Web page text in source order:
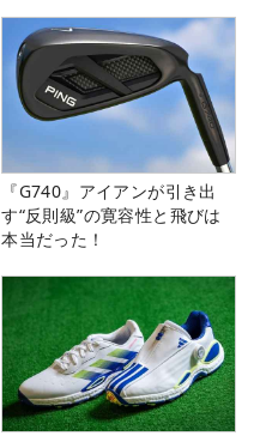
『G740』アイアンが引き出
す“反則級”の寛容性と飛びは
本当だった！